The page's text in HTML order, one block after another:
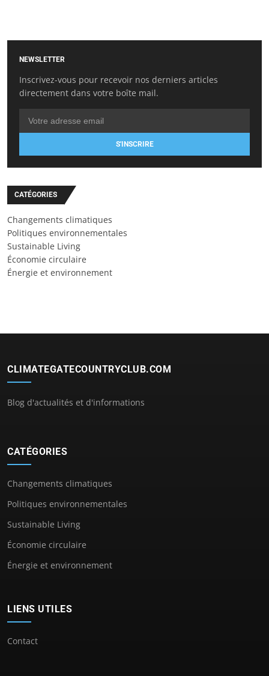
NEWSLETTER
Inscrivez-vous pour recevoir nos derniers articles
directement dans votre boîte mail.
S'INSCRIRE
CATÉGORIES
Changements climatiques
Politiques environnementales
Sustainable Living
Économie circulaire
Énergie et environnement
CLIMATEGATECOUNTRYCLUB.COM
Blog d'actualités et d'informations
CATÉGORIES
Changements climatiques
Politiques environnementales
Sustainable Living
Économie circulaire
Énergie et environnement
LIENS UTILES
Contact